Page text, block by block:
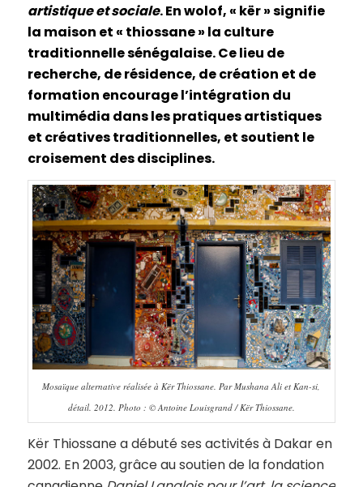
artistique et sociale. En wolof, « kër » signifie
la maison et « thiossane » la culture
traditionnelle sénégalaise. Ce lieu de
recherche, de résidence, de création et de
formation encourage l’intégration du
multimédia dans les pratiques artistiques
et créatives traditionnelles, et soutient le
croisement des disciplines.
Mosaïque alternative réalisée à Kër Thiossane. Par Mushana Ali et Kan-si,
détail. 2012. Photo : © Antoine Louisgrand / Kër Thiossane.
Kër Thiossane a débuté ses activités à Dakar en
2002. En 2003, grâce au soutien de la fondation